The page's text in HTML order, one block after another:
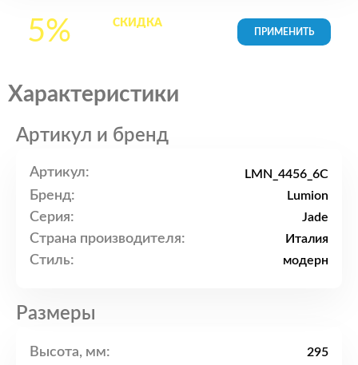
5% СКИДКАна все
Характеристики
Артикул и бренд
Артикул: LMN_4456_6C
Бренд: Lumion
Серия: Jade
Страна производителя: Италия
Стиль: модерн
Размеры
Высота, мм: 295